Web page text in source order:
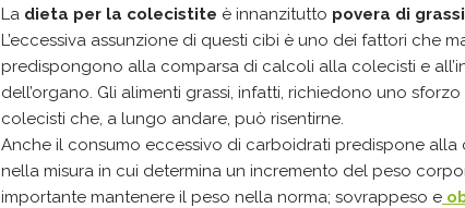
La dieta per la colecistite è innanzitutto povera di
L’eccessiva assunzione di questi cibi è uno dei fattori che
predispongono alla comparsa di calcoli alla colecisti e
dell’organo. Gli alimenti grassi, infatti, richiedono uno
colecisti che, a lungo andare, può risentirne.
Anche il consumo eccessivo di carboidrati predispone
nella misura in cui determina un incremento del peso
importante mantenere il peso nella norma; sovrappeso e